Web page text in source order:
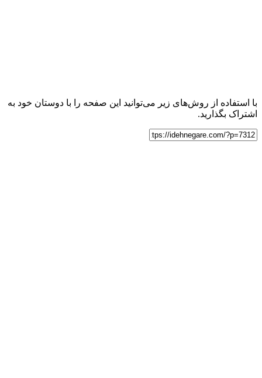
با استفاده از روش‌های زیر می‌توانید این صفحه را با دوستان خود به
اشتراک بگذارید.